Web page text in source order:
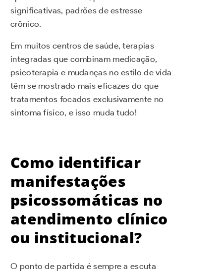
significativas, padrões de estresse
crônico.
Em muitos centros de saúde, terapias
integradas que combinam medicação,
psicoterapia e mudanças no estilo de vida
têm se mostrado mais eficazes do que
tratamentos focados exclusivamente no
sintoma físico, e isso muda tudo!
Como identificar
manifestações
psicossomáticas no
atendimento clínico
ou institucional?
O ponto de partida é sempre a escuta